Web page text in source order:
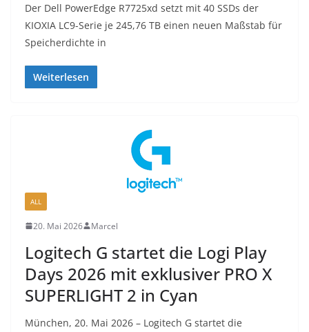
Der Dell PowerEdge R7725xd setzt mit 40 SSDs der
KIOXIA LC9-Serie je 245,76 TB einen neuen Maßstab für
Speicherdichte in
Weiterlesen
ALL
20. Mai 2026 Marcel
Logitech G startet die Logi Play
Days 2026 mit exklusiver PRO X
SUPERLIGHT 2 in Cyan
München, 20. Mai 2026 – Logitech G startet die